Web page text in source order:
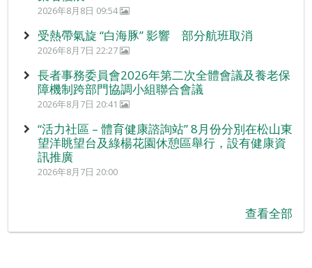
2026年8月8日 09:54
受熱帶氣旋 “白海豚” 影響 部分航班取消
2026年8月7日 22:27
長者事務委員會2026年第二次全體會議及養老保
障機制跨部門協調小組聯合會議
2026年8月7日 20:41
“活力社區 – 體育健康諮詢站” 8月份分別在松山東
望洋眺望台及綠楊花園休憩區舉行，設有健康資
訊推廣
2026年8月7日 20:00
查看全部